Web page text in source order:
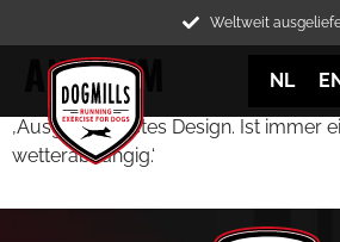
Weltweit
NL
ANONYM
‚Ausgezeichnetes Design. Ist immer
wetterabhängig.‘